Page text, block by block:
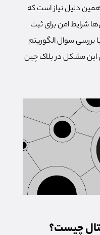
دلیل نیاز است که
شرایط امن برای ثبت
بررسی سوال الگوریتم
این مشکل در بلاک چین
چیست؟